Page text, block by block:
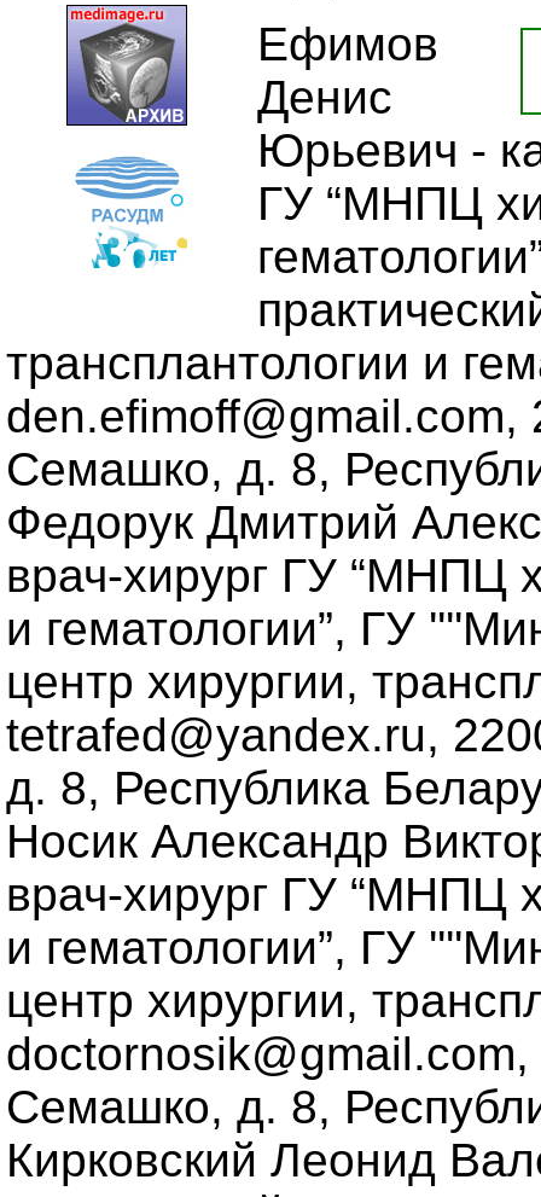
Ефимов
Денис
Юрьевич -
ГУ “МНПЦ
трансплантологии и
den.efimoff@gmail.com,
Семашко, д. 8,
Федорук Дмитрий
врач-хирург ГУ “МНПЦ
и гематологии”, ГУ
центр хирургии,
tetrafed@yandex.ru,
д. 8, Республика
Носик Александр
врач-хирург ГУ “МНПЦ
и гематологии”, ГУ
центр хирургии,
Семашко, д. 8,
Кирковский Леонид